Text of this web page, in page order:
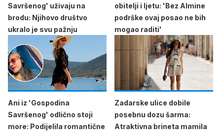
Savršenog' uživaju na
brodu: Njihovo društvo
ukralo je svu pažnju
obitelji i ljetu: 'Bez Almine
podrške ovaj posao ne bih
mogao raditi'
Ani iz 'Gospodina
Savršenog' odlično stoji
more: Podijelila romantične
Zadarske ulice dobile
posebnu dozu šarma:
Atraktivna brineta mamila